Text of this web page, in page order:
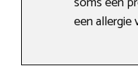
een allergie